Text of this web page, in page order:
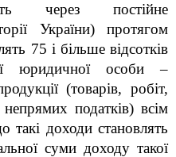
через постійне
України) протягом
75 і більше відсотків
юридичної особи –
(товарів, робіт,
податків) всім
такі доходи становлять
суми доходу такої